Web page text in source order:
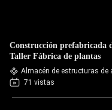
Construcción prefabricada
Taller Fábrica de plantas
Almacén de estructuras de
71 vistas